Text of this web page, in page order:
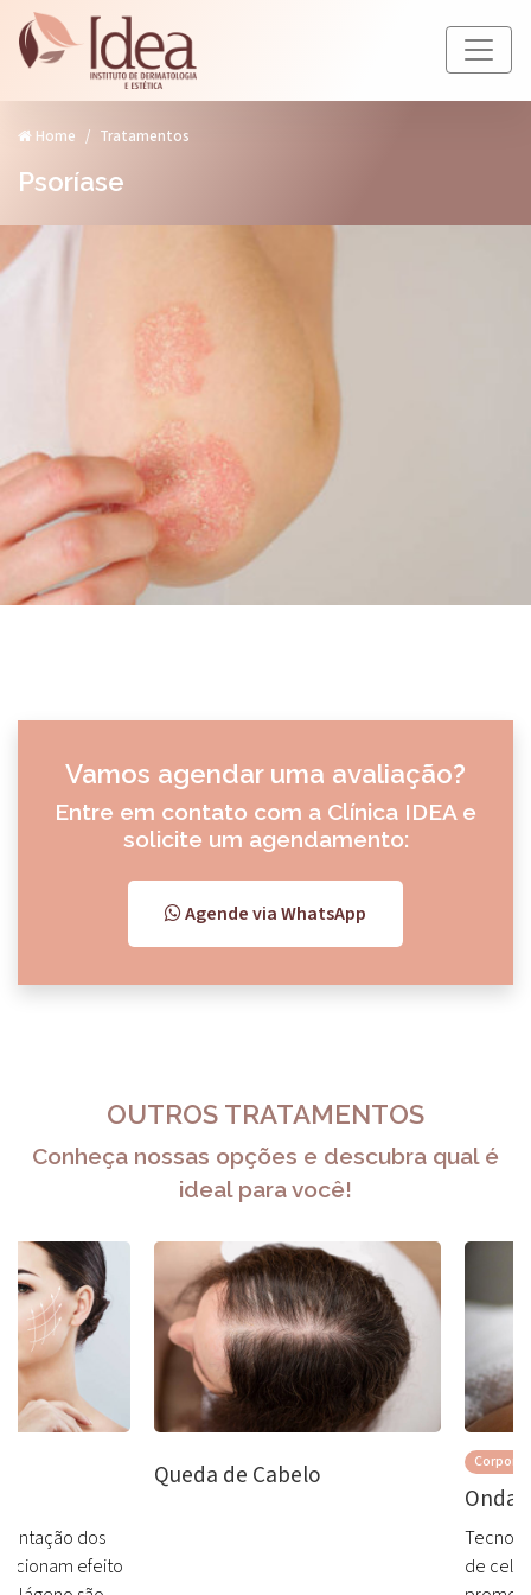
Home Tratamentos
Psoríase
Vamos agendar uma avaliação?
Entre em contato com a Clínica IDEA e
solicite um agendamento:
Agende via WhatsApp
OUTROS TRATAMENTOS
Conheça nossas opções e descubra qual é
ideal para você!
dos
efeito
Queda de Cabelo Corporal
Onda
de